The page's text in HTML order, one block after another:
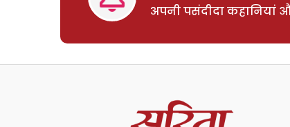
अपनी पसंदीदा कहानियां